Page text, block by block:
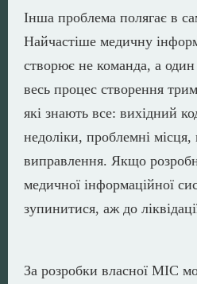
Інша проблема полягає в
Найчастіше медичну
створює не команда, а
весь процес створення
які знають все: вихідний
недоліки, проблемні
виправлення. Якщо
медичної інформаційної
зупинитися, аж до
За розробки власної МІС